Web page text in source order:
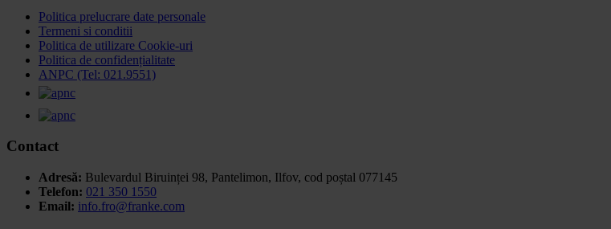
Politica prelucrare date personale
Termeni si conditii
Politica de utilizare Cookie-uri
Politica de confidențialitate
ANPC (Tel: 021.9551)
Contact
Adresă: Bulevardul Biruinței 98, Pantelimon, Ilfov, cod poștal 077145
Telefon: 021 350 1550
Email: info.fro@franke.com